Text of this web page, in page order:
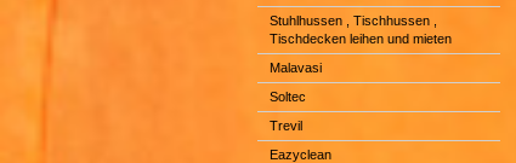
Stuhlhussen , Tischhussen ,
Tischdecken leihen und mieten
Malavasi
Soltec
Trevil
Eazyclean